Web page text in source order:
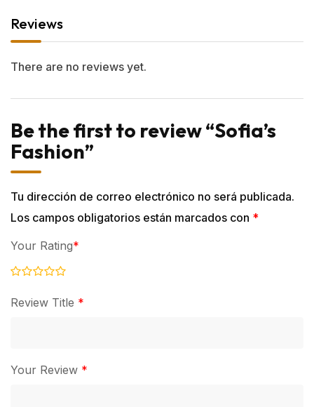
Reviews
There are no reviews yet.
Be the first to review “Sofia’s
Fashion”
Tu dirección de correo electrónico no será publicada.
Los campos obligatorios están marcados con *
Review Title *
Your Rating*
Your Review *